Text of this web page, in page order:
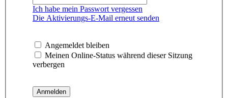
Ich habe mein Passwort vergessen
Die Aktivierungs-E-Mail erneut senden
Angemeldet bleiben
Meinen Online-Status während dieser Sitzung
verbergen